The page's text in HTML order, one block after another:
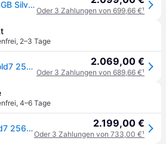
Galaxy Z Fold7 5G 256GB Silver Shadow Smartphone
Oder 3 Zahlungen von 699,66 €¹
, 2–3 Tage
SAMSUNG Galaxy Z Fold7 256 GB Silver Shadow Dual SIM 2.069,00 €
Oder 3 Zahlungen von 689,66 €¹
, 4–6 Tage
Samsung Galaxy Z Fold7 256GB/12GB - Silver Shadow 2.199,00 €
Oder 3 Zahlungen von 733,00 €¹